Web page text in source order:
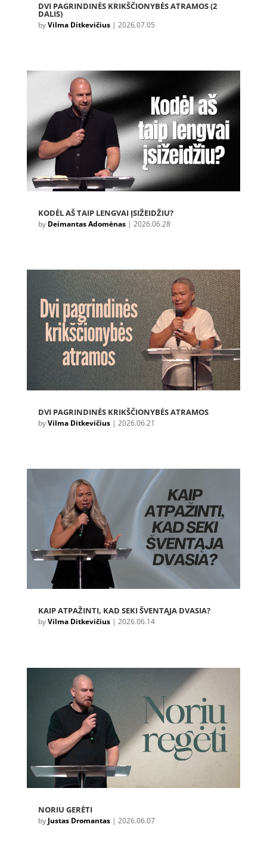
DVI PAGRINDINĖS KRIKŠČIONYBĖS ATRAMOS (2
DALIS)
byVilma Ditkevičius| 2026.07.05
KODĖL AŠ TAIP LENGVAI ĮSIŽEIDŽIU?
by Deimantas Adomėnas| 2026.06.28
DVI PAGRINDINĖS KRIKŠČIONYBĖS ATRAMOS
byVilma Ditkevičius| 2026.06.21
KAIP ATPAŽINTI, KAD SEKI ŠVENTĄJA DVASIA?
byVilma Ditkevičius| 2026.06.14
NORIU GERĖTI
by Justas Dromantas| 2026.06.07